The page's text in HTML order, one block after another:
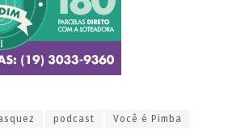
podcast Você é Pimba